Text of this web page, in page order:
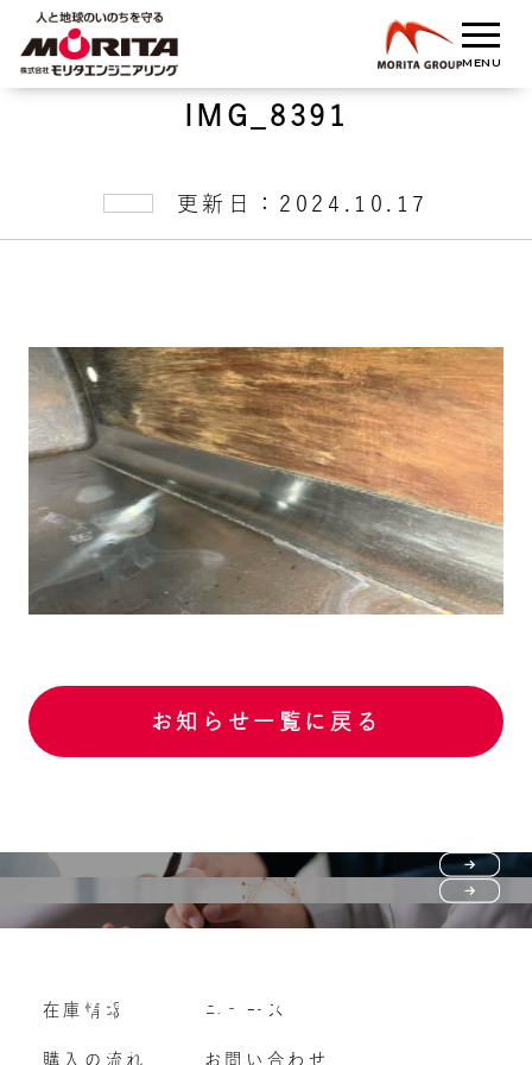
IMG_8391
更新日：2024.10.17
お知らせ一覧に戻る
購入の流れ
よくいただくご質問
Vehicle purchase
車両買い取り
在庫情報
購入の流れ
ニュース
お問い合わせ